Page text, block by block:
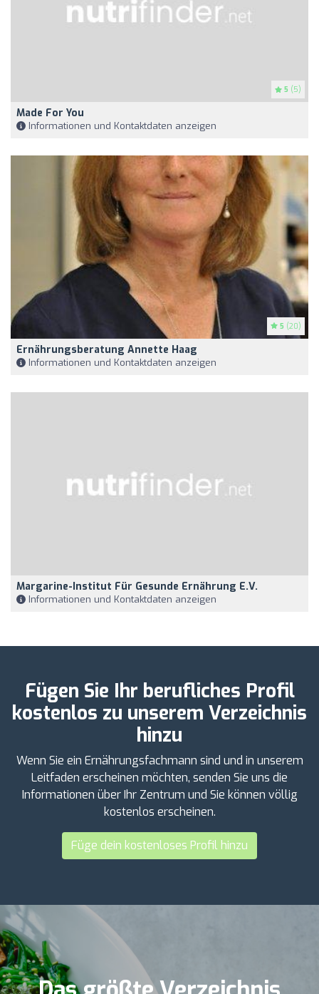
5 (5)
Made For You
Informationen und Kontaktdaten anzeigen
5 (20)
Ernährungsberatung Annette Haag
Informationen und Kontaktdaten anzeigen
Margarine-Institut Für Gesunde Ernährung E.V.
Informationen und Kontaktdaten anzeigen
Fügen Sie Ihr berufliches Profil
kostenlos zu unserem Verzeichnis
hinzu
Wenn Sie ein Ernährungsfachmann sind und in unserem
Leitfaden erscheinen möchten, senden Sie uns die
Informationen über Ihr Zentrum und Sie können völlig
kostenlos erscheinen.
Füge dein kostenloses Profil hinzu